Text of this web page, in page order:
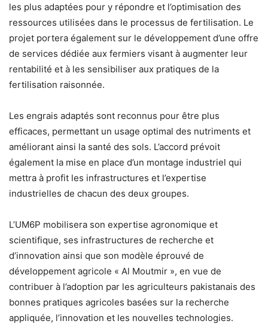
les plus adaptées pour y répondre et l’optimisation des
ressources utilisées dans le processus de fertilisation. Le
projet portera également sur le développement d’une offre
de services dédiée aux fermiers visant à augmenter leur
rentabilité et à les sensibiliser aux pratiques de la
fertilisation raisonnée.
Les engrais adaptés sont reconnus pour être plus
efficaces, permettant un usage optimal des nutriments et
améliorant ainsi la santé des sols. L’accord prévoit
également la mise en place d’un montage industriel qui
mettra à profit les infrastructures et l’expertise
industrielles de chacun des deux groupes.
L’UM6P mobilisera son expertise agronomique et
scientifique, ses infrastructures de recherche et
d’innovation ainsi que son modèle éprouvé de
développement agricole « Al Moutmir », en vue de
contribuer à l’adoption par les agriculteurs pakistanais des
bonnes pratiques agricoles basées sur la recherche
appliquée, l’innovation et les nouvelles technologies.